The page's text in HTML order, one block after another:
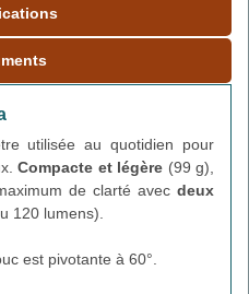
utilisée au quotidien pour
Compacte et légère (99 g),
de clarté avec deux
120 lumens).
est pivotante à 60°.